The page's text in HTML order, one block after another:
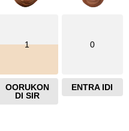
1
OORUKON
DI SIR
0
ENTRA IDI